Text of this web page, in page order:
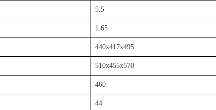
5.5
1.65
440x417x495
510x455x570
460
44